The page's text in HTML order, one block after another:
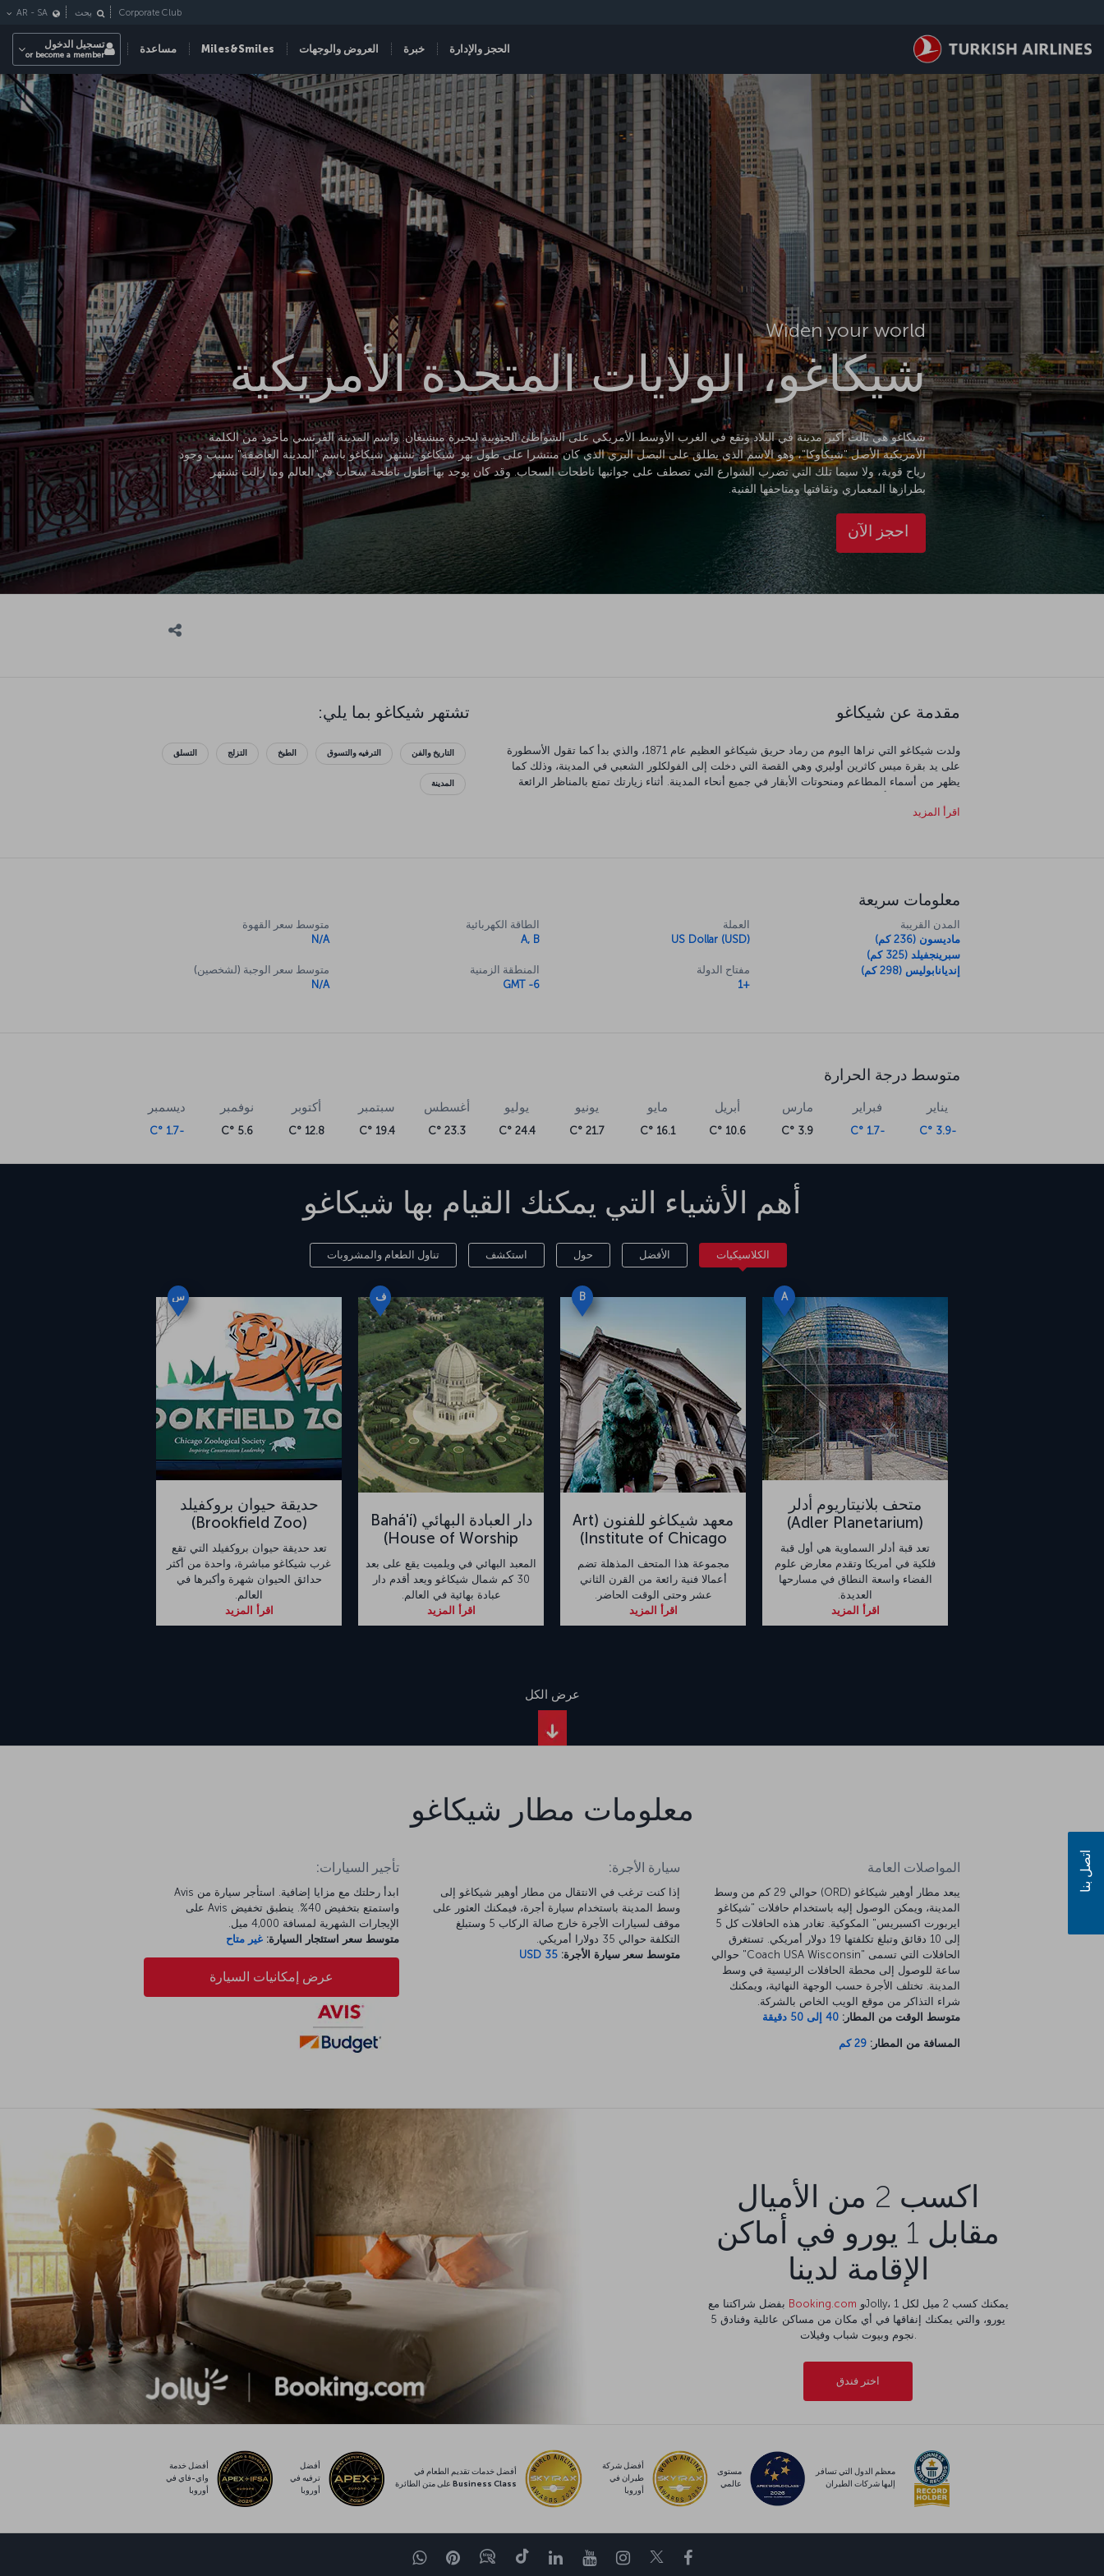
الحجز والإدارة خبرة العروض والوجهات Miles&Smiles مساعدة
Corporate Club بحث AR - SA
تسجيل الدخول
or become a member
Widen your world
شيكاغو، الولايات المتحدة الأمريكية
شيكاغو هي ثالث أكبر مدينة في البلاد وتقع في الغرب الأوسط الأمريكي على الشواطئ الجنوبية لبحيرة ميشيغان. واسم المدينة الفرنسي مأخوذ من الكلمة
الأمريكية الأصل "شيكاوكا"، وهو الاسم الذي يطلق على البصل البري الذي كان منتشرا على طول نهر شيكاغو. تشتهر شيكاغو باسم "المدينة العاصفة" بسبب وجود
رياح قوية، ولا سيما تلك التي تضرب الشوارع التي تصطف على جوانبها ناطحات السحاب. وقد كان يوجد بها أطول ناطحة سحاب في العالم وما زالت تشتهر
بطرازها المعماري وثقافتها ومتاحفها الفنية.
احجز الآن
مقدمة عن شيكاغو
ولدت شيكاغو التي نراها اليوم من رماد حريق شيكاغو العظيم عام 1871، والذي بدأ كما تقول الأسطورة
على يد بقرة ميس كاثرين أوليري وهي القصة التي دخلت إلى الفولكلور الشعبي في المدينة، وذلك كما
يظهر من أسماء المطاعم ومنحوتات الأبقار في جميع أنحاء المدينة. أثناء زيارتك تمتع بالمناظر الرائعة
برج ويليس وتنظر من خلال منصة المراقبة الزجاجية، كما سيأسرك الفن الذي تفخر به الحديقة الألفية.
اقرأ المزيد
تشتهر شيكاغو بما يلي:
التاريخ والفن الترفيه والتسوق الطبخ التزلج التسلق
المدينة
معلومات سريعة
المدن القريبة
ماديسون (236 كم)
سبرينجفيلد (325 كم)
إنديانابوليس (298 كم)
العملة
US Dollar (USD)
مفتاح الدولة
+1
الطاقة الكهربائية
A, B
المنطقة الزمنية
GMT -6
متوسط سعر القهوة
N/A
متوسط سعر الوجبة (لشخصين)
N/A
متوسط درجة الحرارة
يناير
-3.9 °C
فبراير
-1.7 °C
مارس
3.9 °C
أبريل
10.6 °C
مايو
16.1 °C
يونيو
21.7 °C
يوليو
24.4 °C
أغسطس
23.3 °C
سبتمبر
19.4 °C
أكتوبر
12.8 °C
نوفمبر
5.6 °C
ديسمبر
-1.7 °C
أهم الأشياء التي يمكنك القيام بها شيكاغو
الكلاسيكيات الأفضل حول استكشف تناول الطعام والمشروبات
A
متحف بلانيتاريوم أدلر
(Adler Planetarium)
تعد قبة أدلر السماوية هي أول قبة
فلكية في أمريكا وتقدم معارض علوم
الفضاء واسعة النطاق في مسارحها
العديدة.
اقرأ المزيد
B
معهد شيكاغو للفنون (Art
Institute of Chicago)
مجموعة هذا المتحف المذهلة تضم
أعمالا فنية رائعة من القرن الثاني
عشر وحتى الوقت الحاضر.
اقرأ المزيد
ف
دار العبادة البهائي (Bahá'í
House of Worship)
المعبد البهائي في ويلميت يقع على بعد
30 كم شمال شيكاغو ويعد أقدم دار
عبادة بهائية في العالم.
اقرأ المزيد
س
حديقة حيوان بروكفيلد
(Brookfield Zoo)
تعد حديقة حيوان بروكفيلد التي تقع
غرب شيكاغو مباشرة، واحدة من أكثر
حدائق الحيوان شهرة وأكبرها في
العالم.
اقرأ المزيد
عرض الكل
معلومات مطار شيكاغو
المواصلات العامة
يبعد مطار أوهير شيكاغو (ORD) حوالي 29 كم من وسط
المدينة، ويمكن الوصول إليه باستخدام حافلات "شيكاغو
ايربورت اكسبريس" المكوكية. تغادر هذه الحافلات كل 5
إلى 10 دقائق وتبلغ تكلفتها 19 دولار أمريكي. تستغرق
الحافلات التي تسمى "Coach USA Wisconsin" حوالي
ساعة للوصول إلى محطة الحافلات الرئيسية في وسط
المدينة. تختلف الأجرة حسب الوجهة النهائية، ويمكنك
شراء التذاكر من موقع الويب الخاص بالشركة.
متوسط الوقت من المطار: 40 إلى 50 دقيقة
المسافة من المطار: 29 كم
سيارة الأجرة:
إذا كنت ترغب في الانتقال من مطار أوهير شيكاغو إلى
وسط المدينة باستخدام سيارة أجرة، فيمكنك العثور على
موقف لسيارات الأجرة خارج صالة الركاب 5 وستبلغ
التكلفة حوالي 35 دولارا أمريكي.
متوسط سعر سيارة الأجرة: USD 35
تأجير السيارات:
ابدأ رحلتك مع مزايا إضافية. استأجر سيارة من Avis
واستمتع بتخفيض 40%. ينطبق تخفيض Avis على
الإيجارات الشهرية لمسافة 4,000 ميل.
متوسط سعر استئجار السيارة: غير متاح
عرض إمكانيات السيارة
اكسب 2 من الأميال
مقابل 1 يورو في أماكن
الإقامة لدينا
Booking.com
يورو، والتي يمكنك إنفاقها في أي مكان من مساكن عائلية وفنادق 5
اختر فندق
معظم الدول التي تسافر
إليها شركات الطيران
مستوى
عالمي
أفضل شركة
طيران في
أوروبا
أفضل خدمات تقديم الطعام في
Business Class على متن الطائرة
أفضل
ترفيه في
أوروبا
أفضل خدمة
واي-فاي في
أوروبا
Facebook
Twitter
Instagram
YouTube
LinkedIn
تيك توكBlog
Pinterestواتساب
اتصل بنا